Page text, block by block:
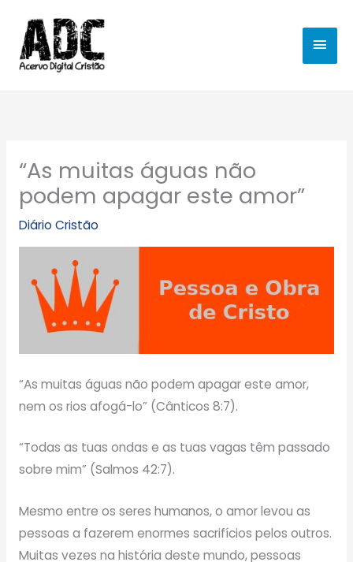
para
conteúdo
“As muitas águas não
podem apagar este amor”
Diário Cristão
“As muitas águas não podem apagar este amor,
nem os rios afogá-lo” (Cânticos 8:7).
“Todas as tuas ondas e as tuas vagas têm passado
sobre mim” (Salmos 42:7).
Mesmo entre os seres humanos, o amor levou as
pessoas a fazerem enormes sacrifícios pelos outros.
Muitas vezes na história deste mundo, pessoas